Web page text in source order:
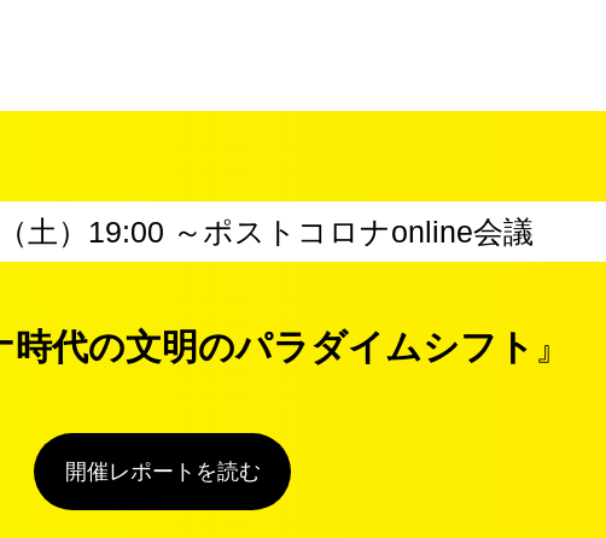
土）19:00 ～ポストコロナonline会議
代の文明のパラダイムシフト 』
開催レポートを読む